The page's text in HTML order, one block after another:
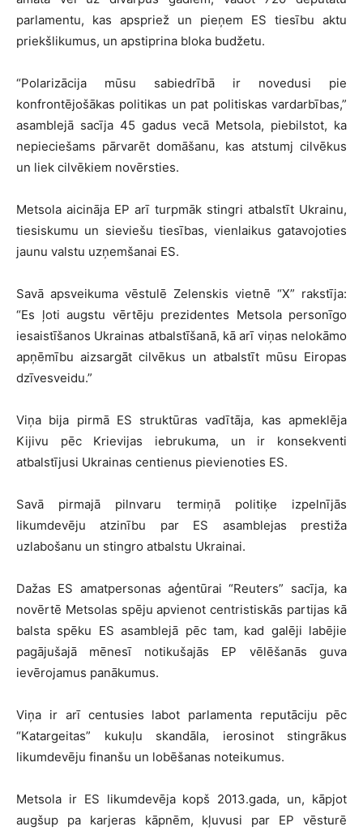
parlamentu, kas apspriež un pieņem ES tiesību aktu
priekšlikumus, un apstiprina bloka budžetu.
“Polarizācija mūsu sabiedrībā ir novedusi pie
konfrontējošākas politikas un pat politiskas vardarbības,”
asamblejā sacīja 45 gadus vecā Metsola, piebilstot, ka
nepieciešams pārvarēt domāšanu, kas atstumj cilvēkus
un liek cilvēkiem novērsties.
Metsola aicināja EP arī turpmāk stingri atbalstīt Ukrainu,
tiesiskumu un sieviešu tiesības, vienlaikus gatavojoties
jaunu valstu uzņemšanai ES.
Savā apsveikuma vēstulē Zelenskis vietnē “X” rakstīja:
“Es ļoti augstu vērtēju prezidentes Metsola personīgo
iesaistīšanos Ukrainas atbalstīšanā, kā arī viņas nelokāmo
apņēmību aizsargāt cilvēkus un atbalstīt mūsu Eiropas
dzīvesveidu.”
Viņa bija pirmā ES struktūras vadītāja, kas apmeklēja
Kijivu pēc Krievijas iebrukuma, un ir konsekventi
atbalstījusi Ukrainas centienus pievienoties ES.
Savā pirmajā pilnvaru termiņā politiķe izpelnījās
likumdevēju atzinību par ES asamblejas prestiža
uzlabošanu un stingro atbalstu Ukrainai.
Dažas ES amatpersonas aģentūrai “Reuters” sacīja, ka
novērtē Metsolas spēju apvienot centristiskās partijas kā
balsta spēku ES asamblejā pēc tam, kad galēji labējie
pagājušajā mēnesī notikušajās EP vēlēšanās guva
ievērojamus panākumus.
Viņa ir arī centusies labot parlamenta reputāciju pēc
“Katargeitas” kukuļu skandāla, ierosinot stingrākus
likumdevēju finanšu un lobēšanas noteikumus.
Metsola ir ES likumdevēja kopš 2013.gada, un, kāpjot
augšup pa karjeras kāpnēm, kļuvusi par EP vēsturē